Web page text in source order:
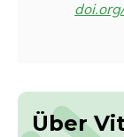
Über